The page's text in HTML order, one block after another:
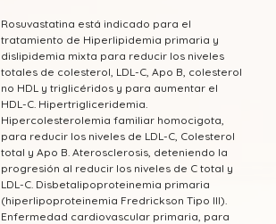
Rosuvastatina está indicado para el
tratamiento de Hiperlipidemia primaria y
dislipidemia mixta para reducir los niveles
totales de colesterol, LDL-C, Apo B, colesterol
no HDL y triglicéridos y para aumentar el
HDL-C. Hipertrigliceridemia.
Hipercolesterolemia familiar homocigota,
para reducir los niveles de LDL-C, Colesterol
total y Apo B. Aterosclerosis, deteniendo la
progresión al reducir los niveles de C total y
LDL-C. Disbetalipoproteinemia primaria
(hiperlipoproteinemia Fredrickson Tipo III).
Enfermedad cardiovascular primaria, para